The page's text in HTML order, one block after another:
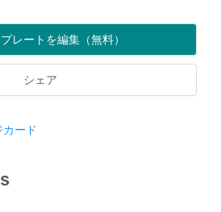
レートを編集（無料）
シェア
カード